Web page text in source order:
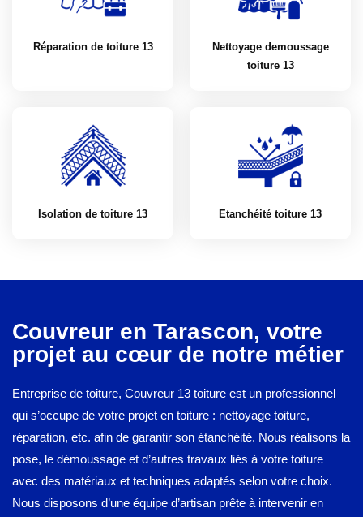
Réparation de toiture 13
Nettoyage demoussage
toiture 13
Isolation de toiture 13 Etanchéité toiture 13
Couvreur en Tarascon, votre
projet au cœur de notre métier
Entreprise de toiture, Couvreur 13 toiture est un professionnel
qui s’occupe de votre projet en toiture : nettoyage toiture,
réparation, etc. afin de garantir son étanchéité. Nous réalisons la
pose, le démoussage et d’autres travaux liés à votre toiture
avec des matériaux et techniques adaptés selon votre choix.
Nous disposons d’une équipe d’artisan prête à intervenir en